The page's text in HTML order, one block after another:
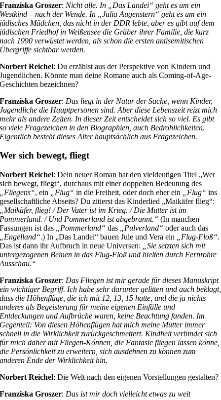
Franziska Groszer: Nicht alle. In „Das Landei“ geht es um ein
Westkind – nach der Wende. In „Julia Augenstern“ geht es um ein
jüdisches Mädchen, das nicht in der DDR lebte, aber es gibt auf dem
jüdischen Friedhof in Weißensee die Gräber ihrer Familie, die kurz
nach 1990 verwüstet werden, als schon die ersten antisemitischen
Übergriffe sichtbar werden.
Norbert Reichel: Du erzählst aus der Perspektive von Kindern und
Jugendlichen. Könnte man deine Romane auch als Coming-of-Age-
Geschichten bezeichnen?
Franziska Groszer: Das liegt in der Natur der Sache, wenn Kinder,
Jugendliche die Hauptpersonen sind. Aber diese Lebenszeit reizt mich
mehr als andere Zeiten. In dieser Zeit entscheidet sich so viel. Es gibt
so viele Fragezeichen in den Biographien, auch Bedrohlichkeiten.
Eigentlich besteht dieses Alter hauptsächlich aus Fragezeichen.
Wer sich bewegt, fliegt
Norbert Reichel: Dein neuer Roman hat den vieldeutigen Titel „Wer
sich bewegt, fliegt“, durchaus mit einer doppelten Bedeutung des
„Fliegens“, ein „Flug“ in die Freiheit, oder doch eher ein „Flug“ ins
gesellschaftliche Abseits? Du zitierst das Kinderlied „Maikäfer flieg“:
„Maikäfer, flieg! / Der Vater ist im Krieg. / Die Mutter ist im
Pommerland. / Und Pommerland ist abgebrannt.“ (In manchen
Fassungen ist das
„Pommerland“ das „Pulverland“ oder auch das
„Engelland“.) In „Das Landei“ bauen Jule und Vera ein „Flug-Floß“.
Das ist dann ihr Aufbruch in neue Universen:
„Sie setzten sich mit
untergezogenen Beinen in das Flug-Floß und hielten durch Fernrohre
Ausschau.“
Franziska Groszer: Das Fliegen ist mir gerade für dieses Manuskript
ein wichtiger Begriff. Ich habe sehr darunter gelitten und auch beklagt,
dass die Höhenflüge, die ich mit 12, 13, 15 hatte, und die ja nichts
anderes als Begeisterung für meine eigenen Einfälle und
Entdeckungen und Aufbrüche waren, keine Beachtung fanden. Im
Gegenteil: Von diesen Höhenflügen hat mich meine Mutter immer
schnell in die Wirklichkeit zurückgeschmettert. Kindheit verbindet sich
für mich daher mit Fliegen-Können, die Fantasie fliegen lassen könne,
die Persönlichkeit zu erweitern, sich ausdehnen zu können zum
anderen Ende der Wirklichkeit hin.
Norbert Reichel: Die Welt nach den eigenen Vorstellungen gestalten?
Franziska Groszer: Das ist mir doch vielleicht etwas zu weit